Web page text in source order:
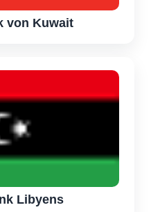
von Kuwait
Libyens